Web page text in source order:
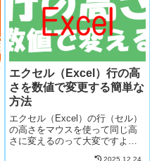
やりましょ！
エクセル（Excel）行の高
さを数値で変更する簡単な
方法
エクセル（Excel）の行（セル）
の高さをマウスを使って同じ高
さに変えるのって大変ですよ
2025.12.24